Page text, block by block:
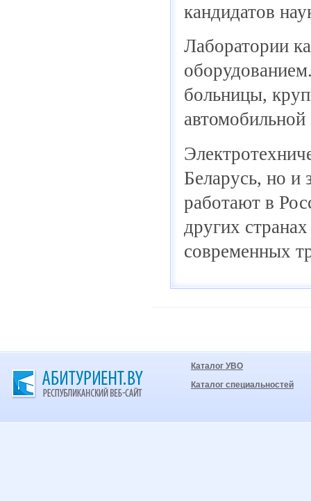
кандидатов
Лаборатории
больницы,
Беларусь, но и
работают в
других
современных
Каталог УВО
Каталог специальностей